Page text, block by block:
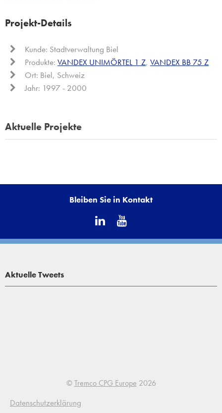
Projekt-Details
Kunde: Stadtverwaltung Biel
Produkte: VANDEX UNIMÖRTEL 1 Z, VANDEX BB 75 Z
Ort: Biel, Schweiz
Jahr: 1997 - 2000
Aktuelle Projekte
Bleiben Sie in Kontakt
Aktuelle Tweets
©Tremco CPG Europe 2026
Datenschutzerklärung